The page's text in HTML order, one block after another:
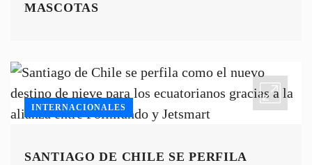
MASCOTAS
INTERNACIONALES
SANTIAGO DE CHILE SE PERFILA